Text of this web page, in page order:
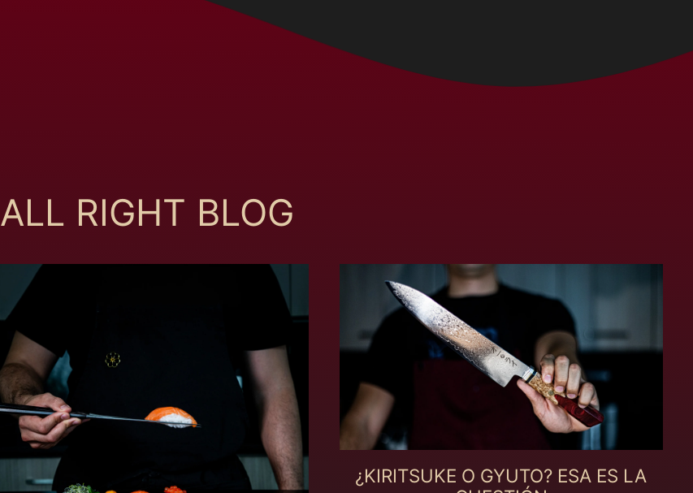
ALL RIGHT BLOG
¿KIRITSUKE O GYUTO? ESA ES LA
Cabo Verde (MXN $)
Camarões (MXN $)
Camboja (MXN $)
Canadá (MXN $)
Catar (MXN $)
Cazaquistão (MXN